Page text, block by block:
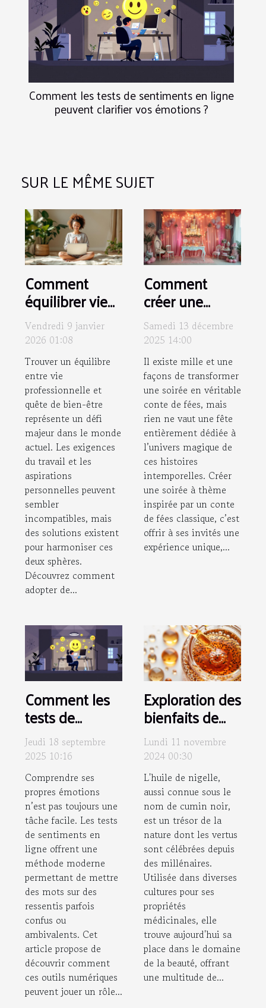
Comment les tests de sentiments en ligne
peuvent clarifier vos émotions ?
SUR LE MÊME SUJET
Comment
équilibrer vie
professionnelle
et quête de
bien-être ?
Vendredi 9 janvier
2026 01:08
Trouver un équilibre
entre vie
professionnelle et
quête de bien-être
représente un défi
majeur dans le monde
actuel. Les exigences
du travail et les
aspirations
personnelles peuvent
sembler
incompatibles, mais
des solutions existent
pour harmoniser ces
deux sphères.
Découvrez comment
adopter de...
Comment
créer une
soirée à thème
inspirée par un
conte de fées
classique ?
Samedi 13 décembre
2025 14:00
Il existe mille et une
façons de transformer
une soirée en véritable
conte de fées, mais
rien ne vaut une fête
entièrement dédiée à
l’univers magique de
ces histoires
intemporelles. Créer
une soirée à thème
inspirée par un conte
de fées classique, c’est
offrir à ses invités une
expérience unique,...
Comment les
tests de
sentiments en
ligne peuvent
clarifier vos
émotions ?
Jeudi 18 septembre
2025 10:16
Comprendre ses
propres émotions
n’est pas toujours une
tâche facile. Les tests
de sentiments en
ligne offrent une
méthode moderne
permettant de mettre
des mots sur des
ressentis parfois
confus ou
ambivalents. Cet
article propose de
découvrir comment
ces outils numériques
peuvent jouer un rôle...
Exploration des
bienfaits de
l'huile de
nigelle pour
peau et
cheveux
Lundi 11 novembre
2024 00:30
L'huile de nigelle,
aussi connue sous le
nom de cumin noir,
est un trésor de la
nature dont les vertus
sont célébrées depuis
des millénaires.
Utilisée dans diverses
cultures pour ses
propriétés
médicinales, elle
trouve aujourd'hui sa
place dans le domaine
de la beauté, offrant
une multitude de...